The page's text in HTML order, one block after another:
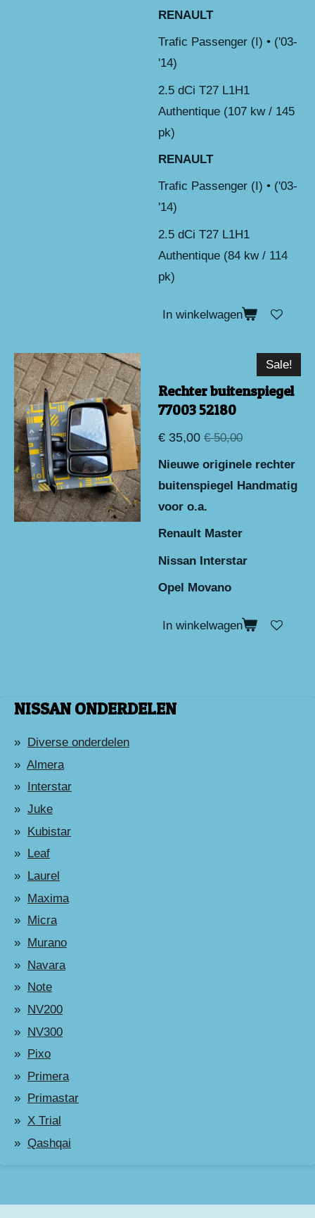
RENAULT
Trafic Passenger (I) • ('03-
'14)
2.5 dCi T27 L1H1
Authentique (107 kw / 145
pk)
RENAULT
Trafic Passenger (I) • ('03-
'14)
2.5 dCi T27 L1H1
Authentique (84 kw / 114
pk)
In winkelwagen
Sale!
Rechter buitenspiegel
77003 52180
€ 35,00 € 50,00
Nieuwe originele rechter
buitenspiegel Handmatig
voor o.a.
Renault Master
Nissan Interstar
Opel Movano
In winkelwagen
NISSAN ONDERDELEN
Diverse onderdelen
Almera
Interstar
Juke
Kubistar
Leaf
Laurel
Maxima
Micra
Murano
Navara
Note
NV200
NV300
Pixo
Primera
Primastar
X Trial
Qashqai